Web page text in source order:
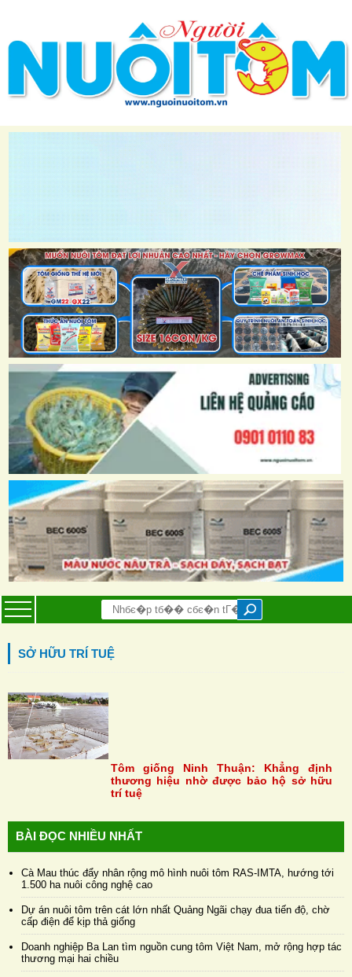
SỞ HỮU TRÍ TUỆ
Tôm giống Ninh Thuận: Khẳng định
thương hiệu nhờ được bảo hộ sở hữu
trí tuệ
BÀI ĐỌC NHIỀU NHẤT
Cà Mau thúc đẩy nhân rộng mô hình nuôi tôm RAS-IMTA, hướng tới
1.500 ha nuôi công nghệ cao
Dự án nuôi tôm trên cát lớn nhất Quảng Ngãi chạy đua tiến độ, chờ
cấp điện để kịp thả giống
Doanh nghiệp Ba Lan tìm nguồn cung tôm Việt Nam, mở rộng hợp tác
thương mại hai chiều